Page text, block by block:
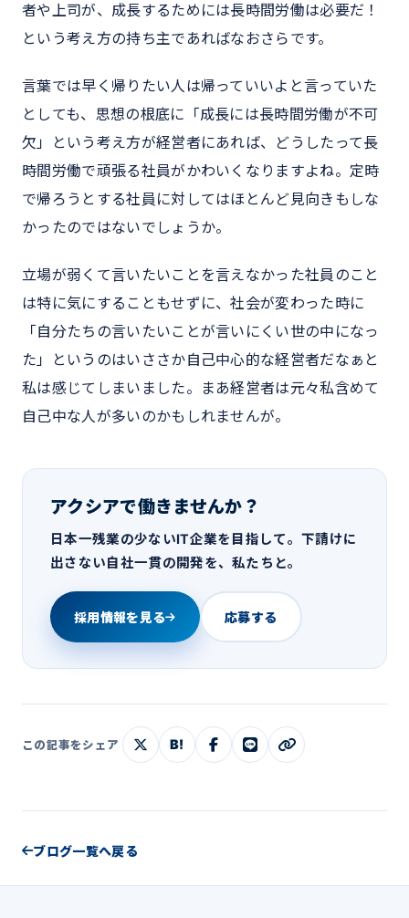
者や上司が、成長するためには長時間労働は必要だ！
という考え方の持ち主であればなおさらです。
言葉では早く帰りたい人は帰っていいよと言っていた
としても、思想の根底に「成長には長時間労働が不可
欠」という考え方が経営者にあれば、どうしたって長
時間労働で頑張る社員がかわいくなりますよね。定時
で帰ろうとする社員に対してはほとんど見向きもしな
かったのではないでしょうか。
立場が弱くて言いたいことを言えなかった社員のこと
は特に気にすることもせずに、社会が変わった時に
「自分たちの言いたいことが言いにくい世の中になっ
た」というのはいささか自己中心的な経営者だなぁと
私は感じてしまいました。まあ経営者は元々私含めて
自己中な人が多いのかもしれませんが。
アクシアで働きませんか？
日本一残業の少ないIT企業を目指して。下請けに
出さない自社一貫の開発を、私たちと。
採用情報を見る 応募する
この記事をシェア B!
ブログ一覧へ戻る